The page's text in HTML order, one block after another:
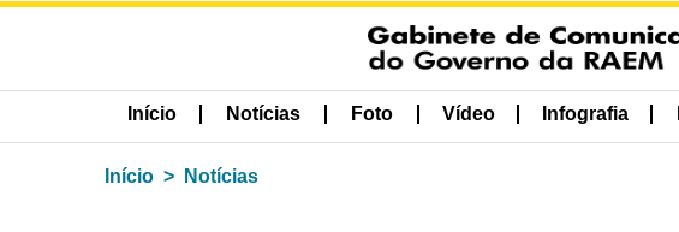
Início Notícias Foto Vídeo Infografia
Início Notícias